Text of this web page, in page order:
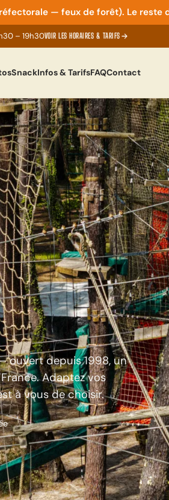
— feux de forêt). Le
– 19h30VOIR LES HORAIRES & TARIFS
SnackInfos & TarifsFAQContact
ouvert depuis 1998, un
Adaptez vos
à vous de choisir.